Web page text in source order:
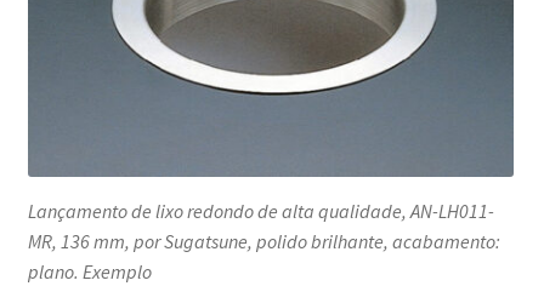
Lançamento de lixo redondo de alta qualidade, AN-LH011-
MR, 136 mm, por Sugatsune, polido brilhante, acabamento:
plano. Exemplo